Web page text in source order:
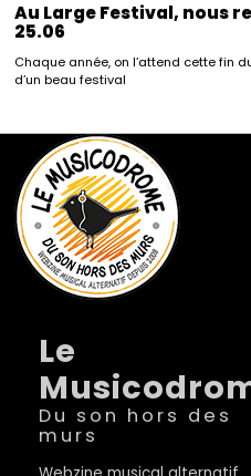
Au Large Festival, nous
25.06
Chaque année, on l’attend cette fin
d’un beau festival
Le
Du son hors des
murs